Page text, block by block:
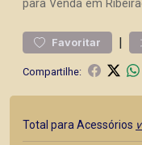
para Venda em
Favoritar |
Compartilhe:
Total para Acessórios